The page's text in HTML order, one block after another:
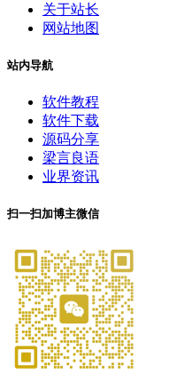
关于站长
网站地图
站内导航
软件教程
软件下载
源码分享
梁言良语
业界资讯
扫一扫加博主微信